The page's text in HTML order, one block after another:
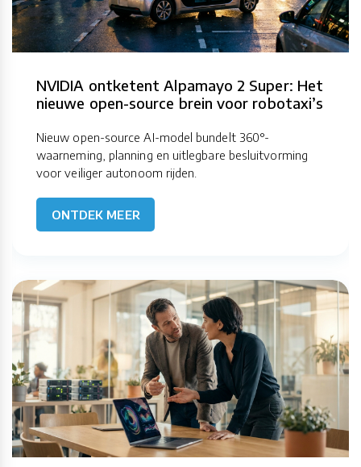
NVIDIA ontketent Alpamayo 2 Super: Het
nieuwe open-source brein voor robotaxi’s
Nieuw open-source AI-model bundelt 360°-
waarneming, planning en uitlegbare besluitvorming
voor veiliger autonoom rijden.
ONTDEK MEER